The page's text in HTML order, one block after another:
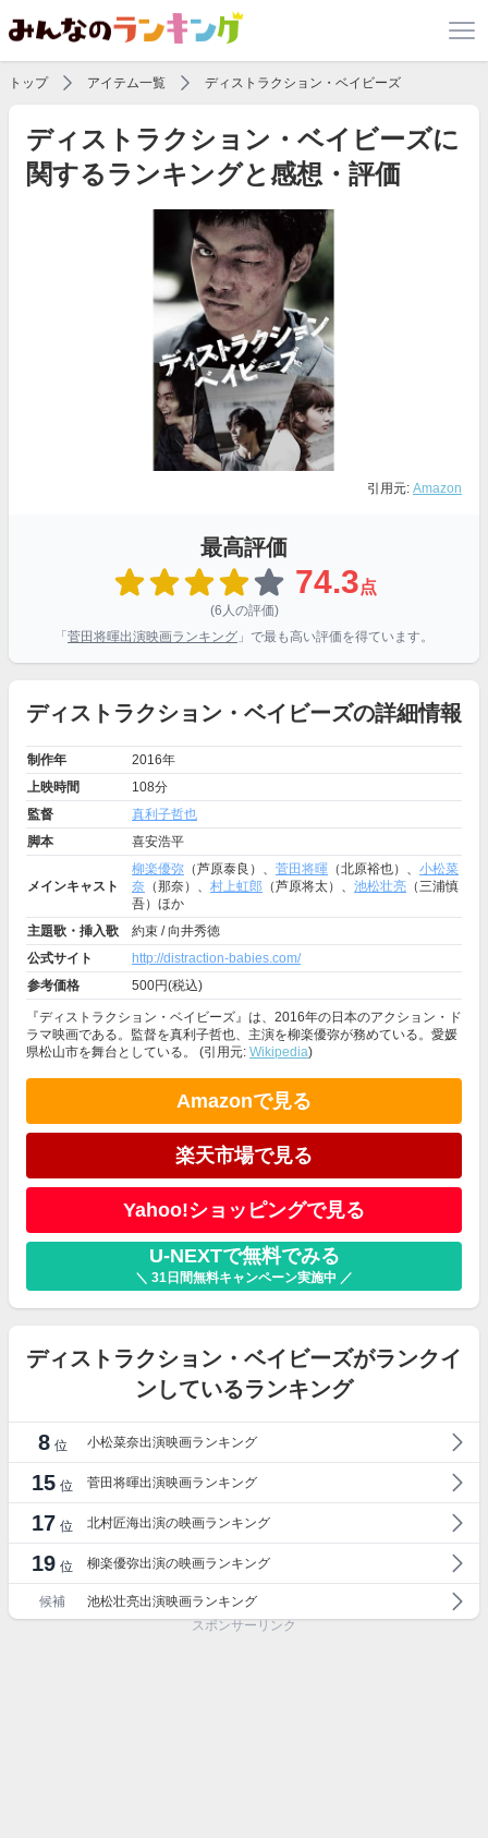
トップ アイテム一覧 ディストラクション・ベイビーズ
ディストラクション・ベイビーズに
関するランキングと感想・評価
引用元: Amazon
最高評価
74.3点
(6人の評価)
「 菅田将暉出演映画ランキング 」で最も高い評価を得ています。
ディストラクション・ベイビーズの詳細情報
制作年
2016年
上映時間
108分
監督
真利子哲也
脚本
喜安浩平
メインキャスト
柳楽優弥 （芦原泰良）、 菅田将暉 （北原裕也）、 小松菜
奈 （那奈）、 村上虹郎 （芦原将太）、 池松壮亮 （三浦慎
吾）ほか
主題歌・挿入歌
約束 / 向井秀徳
公式サイト
http://distraction-babies.com/
参考価格
500円(税込)
『ディストラクション・ベイビーズ』は、2016年の日本のアクション・ド
ラマ映画である。監督を真利子哲也、主演を柳楽優弥が務めている。愛媛
県松山市を舞台としている。 (引用元: Wikipedia)
Amazonで見る
楽天市場で見る
Yahoo!ショッピングで見る
U-NEXTで無料でみる
＼ 31日間無料キャンペーン実施中 ／
ディストラクション・ベイビーズがランクイ
ンしているランキング
8 位 小松菜奈出演映画ランキング
15 位 菅田将暉出演映画ランキング
17 位 北村匠海出演の映画ランキング
19 位 柳楽優弥出演の映画ランキング
候補
池松壮亮出演映画ランキング
スポンサーリンク